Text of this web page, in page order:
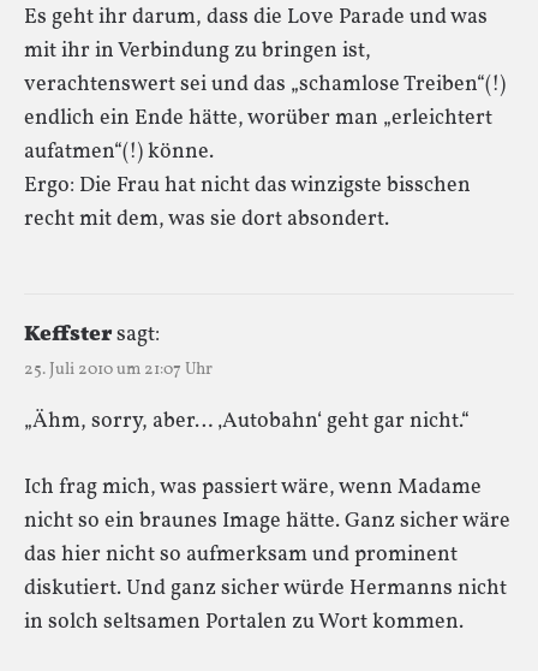
Es geht ihr darum, dass die Love Parade und was
mit ihr in Verbindung zu bringen ist,
verachtenswert sei und das „schamlose Treiben“(!)
endlich ein Ende hätte, worüber man „erleichtert
aufatmen“(!) könne.
Ergo: Die Frau hat nicht das winzigste bisschen
recht mit dem, was sie dort absondert.
Keffstersagt:
25. Juli 2010 um 21:07 Uhr
„Ähm, sorry, aber… ‚Autobahn‘ geht gar nicht.“
Ich frag mich, was passiert wäre, wenn Madame
nicht so ein braunes Image hätte. Ganz sicher wäre
das hier nicht so aufmerksam und prominent
diskutiert. Und ganz sicher würde Hermanns nicht
in solch seltsamen Portalen zu Wort kommen.